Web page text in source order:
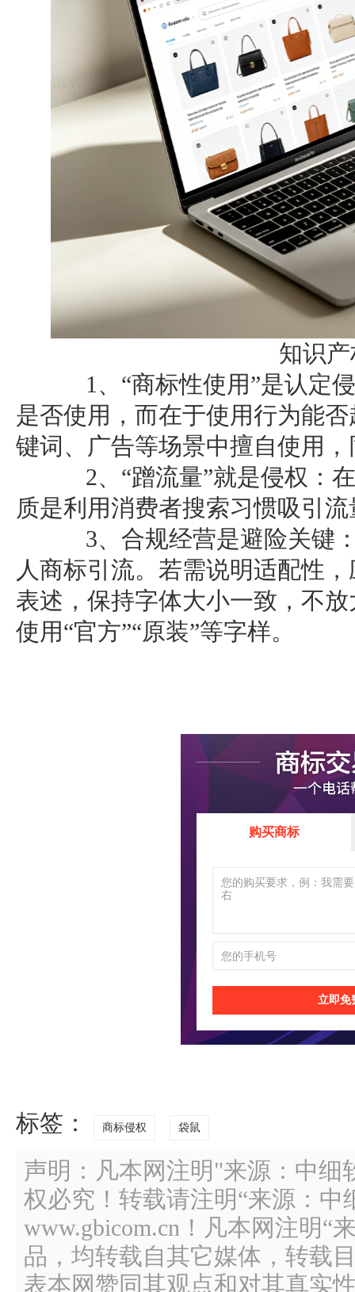
知识
1、“商标性使用”是认定侵
是否使用，而在于使用行为能
键词、广告等场景中擅自使用
2、“蹭流量”就是侵权：在
质是利用消费者搜索习惯吸引
3、合规经营是避险关键：
人商标引流。若需说明适配性
表述，保持字体大小一致，不
使用“官方”“原装”等字样。
购买商标
立即免
标签： 商标侵权 袋鼠
声明：凡本网注明"来源：中细
权必究！转载请注明“来源：中
www.gbicom.cn！凡本网注明“
品，均转载自其它媒体，转载
表本网赞同其观点和对其真实